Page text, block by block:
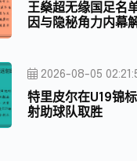
王燊超无缘国足名
因与隐秘角力内幕
2026-08-05
特里皮尔在U19锦
射助球队取胜